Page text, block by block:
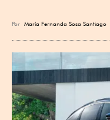
Por María Fernanda Sosa Santiago